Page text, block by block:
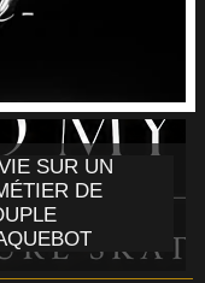
SUR UN
DE